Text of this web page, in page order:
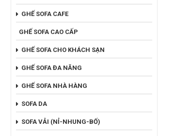
GHẾ SOFA CAFE
GHẾ SOFA CAO CẤP
GHẾ SOFA CHO KHÁCH SẠN
GHẾ SOFA ĐA NĂNG
GHẾ SOFA NHÀ HÀNG
SOFA DA
SOFA VẢI (NỈ-NHUNG-BỐ)